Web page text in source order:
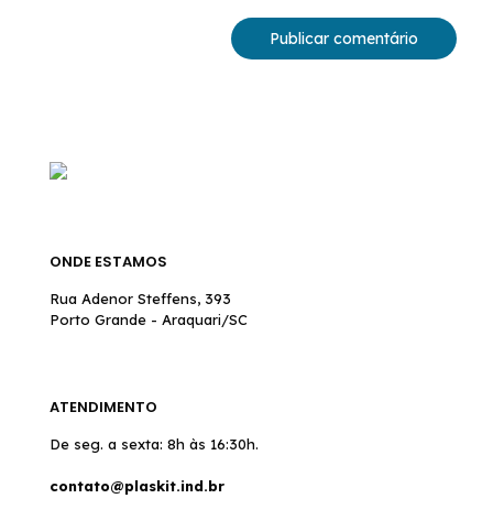
ONDE ESTAMOS
Rua Adenor Steffens, 393
Porto Grande - Araquari/SC
ATENDIMENTO
De seg. a sexta: 8h às 16:30h.
contato@plaskit.ind.br